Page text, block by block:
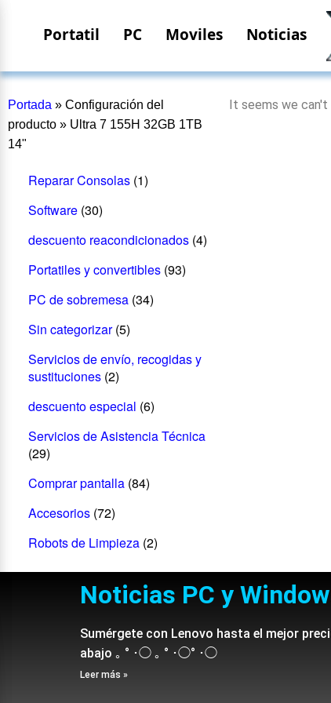
Portatil PC Moviles Noticias
Portada » Configuración del
producto » Ultra 7 155H 32GB 1TB
14"
Reparar Consolas (1)
Software (30)
descuento reacondicionados (4)
Portatiles y convertibles (93)
PC de sobremesa (34)
Sin categorizar (5)
Servicios de envío, recogidas y
sustituciones (2)
descuento especial (6)
Servicios de Asistencia Técnica
(29)
Comprar pantalla (84)
Accesorios (72)
Robots de Limpieza (2)
It seems we can't
Noticias PC y
Sumérgete con Lenovo hasta el mejor
abajo ｡ ° ･◯ ｡ ° ･◯° ･◯
Leer más »